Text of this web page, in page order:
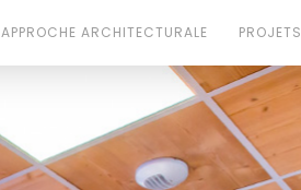
APPROCHE ARCHITECTURALE PROJETS